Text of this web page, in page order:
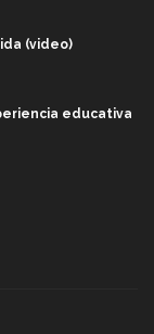
(video)
educativa